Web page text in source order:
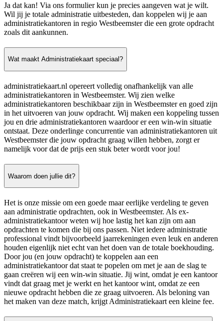
Ja dat kan! Via ons formulier kun je precies aangeven wat je wilt.
Wil jij je totale administratie uitbesteden, dan koppelen wij je aan
administratiekantoren in regio Westbeemster die een grote opdracht
zoals dit aankunnen.
Wat maakt Administratiekaart speciaal?
administratiekaart.nl opereert volledig onafhankelijk van alle
administratiekantoren in Westbeemster. Wij zien welke
administratiekantoren beschikbaar zijn in Westbeemster en goed zijn
in het uitvoeren van jouw opdracht. Wij maken een koppeling tussen
jou en drie administratiekantoren waardoor er een win-win situatie
ontstaat. Deze onderlinge concurrentie van administratiekantoren uit
Westbeemster die jouw opdracht graag willen hebben, zorgt er
namelijk voor dat de prijs een stuk beter wordt voor jou!
Waarom doen jullie dit?
Het is onze missie om een goede maar eerlijke verdeling te geven
aan administratie opdrachten, ook in Westbeemster. Als ex-
administratiekantoor weten wij hoe lastig het kan zijn om aan
opdrachten te komen die bij ons passen. Niet iedere administratie
professional vindt bijvoorbeeld jaarrekeningen even leuk en anderen
houden eigenlijk niet echt van het doen van de totale boekhouding.
Door jou (en jouw opdracht) te koppelen aan een
administratiekantoor dat staat te popelen om met je aan de slag te
gaan creëren wij een win-win situatie. Jij wint, omdat je een kantoor
vindt dat graag met je werkt en het kantoor wint, omdat ze een
nieuwe opdracht hebben die ze graag uitvoeren. Als beloning van
het maken van deze match, krijgt Administratiekaart een kleine fee.